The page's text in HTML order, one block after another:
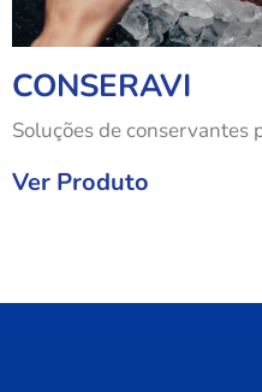
CONSERAVI
Soluções de conservantes
Ver Produto